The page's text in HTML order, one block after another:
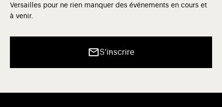
Versailles pour ne rien manquer des événements en cours et
à venir.
S’inscrire